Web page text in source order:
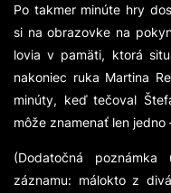
Po takmer minúte hry
si na obrazovke na
lovia v pamäti, ktorá
nakoniec ruka Martina
minúty, keď tečoval
môže znamenať len
(Dodatočná
záznamu: málokto z